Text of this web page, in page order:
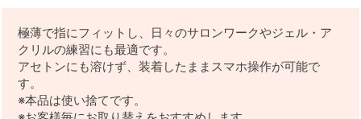
極薄で指にフィットし、日々のサロンワークやジェル・ア
クリルの練習にも最適です。
アセトンにも溶けず、装着したままスマホ操作が可能で
す。
※本品は使い捨てです。